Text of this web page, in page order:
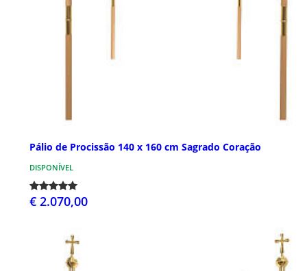
Pálio de Procissão 140 x 160 cm Sagrado Coração
DISPONÍVEL
€ 2.070,00